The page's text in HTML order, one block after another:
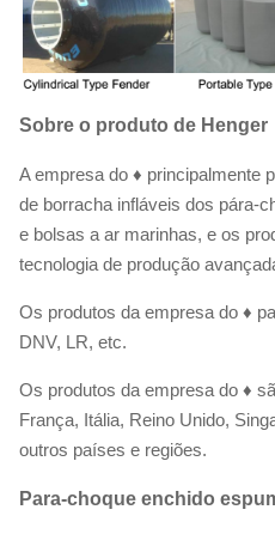
Sobre o produto de Henger
A empresa do ♦ principalmente
de borracha infláveis dos pára-
e bolsas a ar marinhas, e os
tecnologia de produção
Os produtos da empresa do ♦
DNV, LR, etc.
Os produtos da empresa do ♦
França, Itália, Reino Unido,
outros países e regiões.
Para-choque enchido